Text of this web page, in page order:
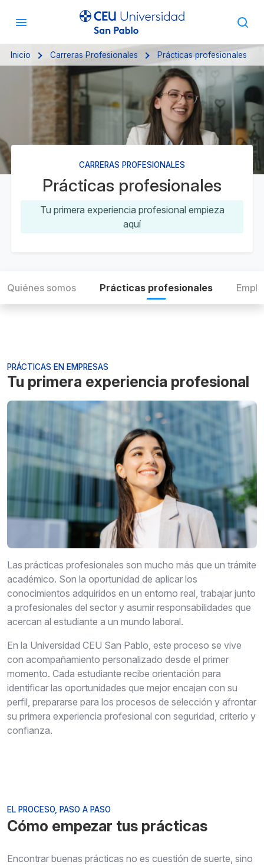
Inicio Carreras Profesionales Prácticas profesionales
CARRERAS PROFESIONALES
Prácticas profesionales
Tu primera experiencia profesional empieza
aquí
Quiénes somos Prácticas profesionales
PRÁCTICAS EN EMPRESAS
Tu primera experiencia profesional
Las prácticas profesionales son mucho más que un trámite
académico. Son la oportunidad de aplicar los
conocimientos adquiridos en un entorno real, trabajar junto
a profesionales del sector y asumir responsabilidades que
acercan al estudiante a un mundo laboral.
En la Universidad CEU San Pablo, este proceso se vive
con acompañamiento personalizado desde el primer
momento. Cada estudiante recibe orientación para
identificar las oportunidades que mejor encajan con su
perfil, prepararse para los procesos de selección y afrontar
su primera experiencia profesional con seguridad, criterio y
confianza.
EL PROCESO, PASO A PASO
Cómo empezar tus prácticas
Encontrar buenas prácticas no es cuestión de suerte, sino